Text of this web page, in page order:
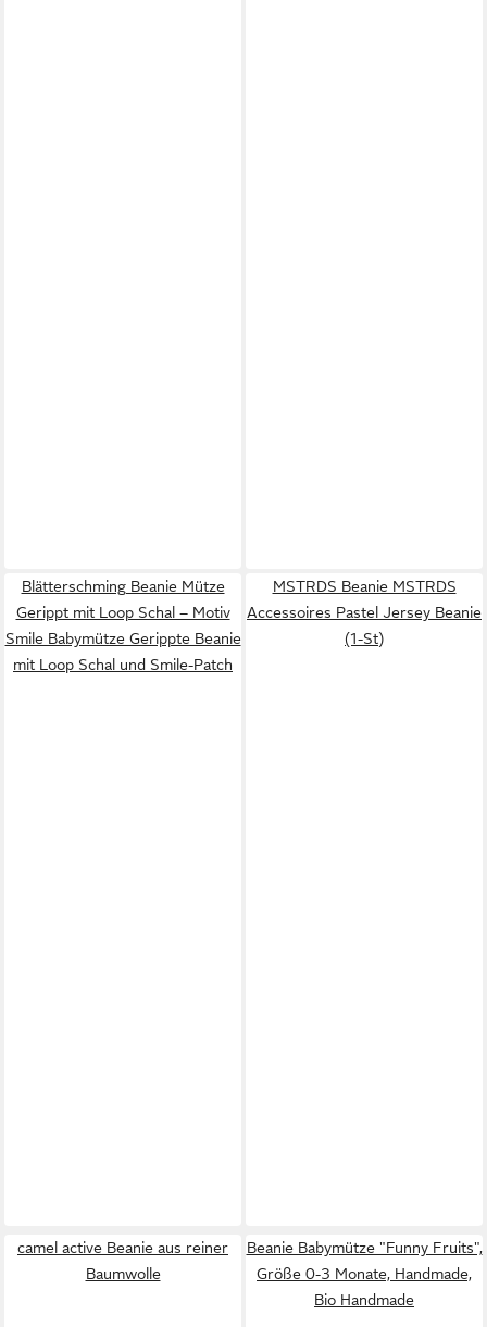
Blätterschming Beanie Mütze
Gerippt mit Loop Schal – Motiv
Smile Babymütze Gerippte Beanie
mit Loop Schal und Smile-Patch
MSTRDS Beanie MSTRDS
Accessoires Pastel Jersey Beanie
(1-St)
camel active Beanie aus reiner
Baumwolle
Beanie Babymütze "Funny Fruits",
Größe 0-3 Monate, Handmade,
Bio Handmade